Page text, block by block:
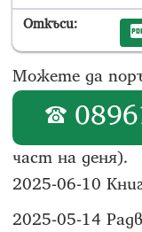
Откъси:
Можете да
част на деня).
2025-06-10
2025-05-14